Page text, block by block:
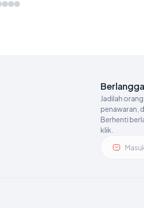
Jadilah
penawaran,
Berhenti
klik.